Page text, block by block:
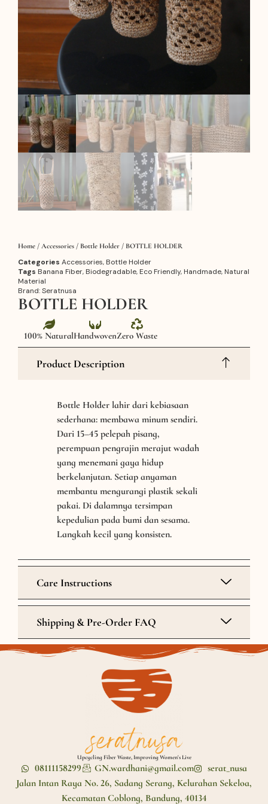
Home / Accessories / Bottle Holder / BOTTLE HOLDER
Categories Accessories, Bottle Holder
Tags Banana Fiber, Biodegradable, Eco Friendly, Handmade, Natural
Material
Brand:Seratnusa
BOTTLE HOLDER
100% NaturalHandwovenZero Waste
Product Description
Bottle Holder lahir dari kebiasaan
sederhana: membawa minum sendiri.
Dari 15–45 pelepah pisang,
perempuan pengrajin merajut wadah
yang menemani gaya hidup
berkelanjutan. Setiap anyaman
membantu mengurangi plastik sekali
pakai. Di dalamnya tersimpan
kepedulian pada bumi dan sesama.
Langkah kecil yang konsisten.
Care Instructions
Shipping & Pre-Order FAQ
Upcycling Fiber Waste, Improving Women's Live
08111158299 GN.wardhani@gmail.com
serat_nusa
Jalan Intan Raya No. 26, Sadang Serang, Kelurahan Sekeloa,
Kecamatan Coblong, Bandung, 40134